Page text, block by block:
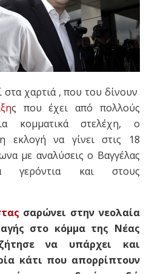
χαρτιά , που του δίνουν
ς που έχει από πολλούς
κομματικά στελέχη, ο
εκλογή να γίνει στις 18
με αναλύσεις ο Βαγγέλας
γερόντια και στους
σαρώνει στην νεολαία
στο κόμμα της Νέας
να υπάρχει και
κάτι που απορρίπτουν